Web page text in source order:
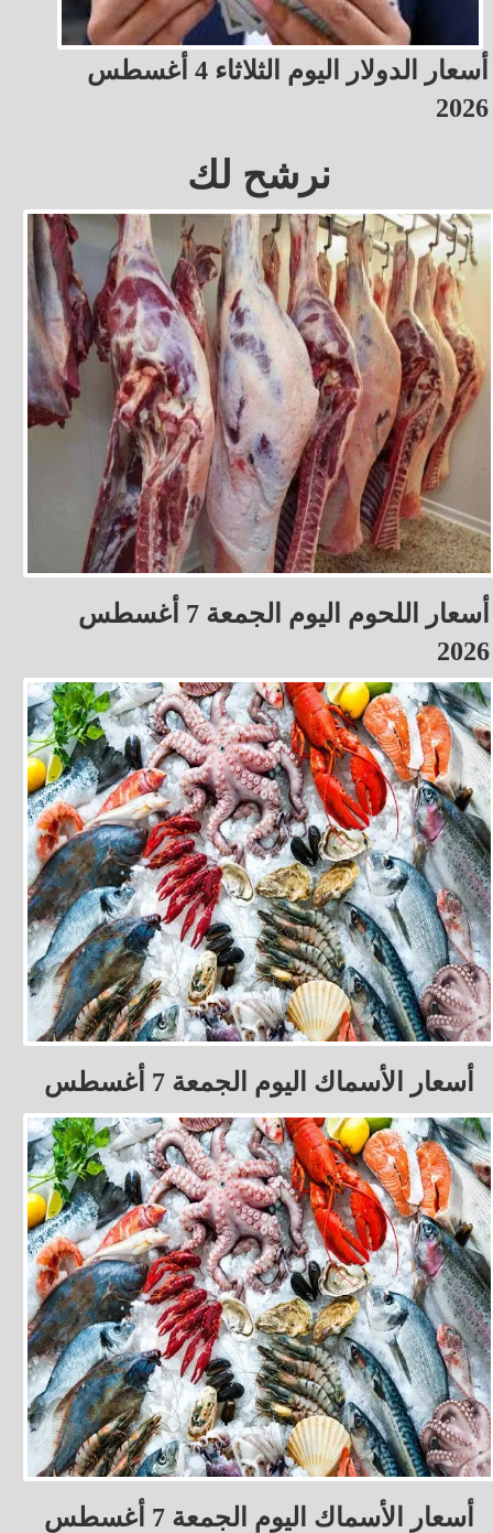
أسعار الدولار اليوم الثلاثاء 4 أغسطس
2026
نرشح لك
أسعار اللحوم اليوم الجمعة 7 أغسطس
2026
أسعار الأسماك اليوم الجمعة 7 أغسطس
أسعار الأسماك اليوم الجمعة 7 أغسطس